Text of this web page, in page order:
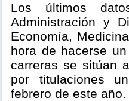
Los últimos
Administración y
Economía,
hora de hacerse
carreras se sitúan
por titulaciones
febrero de este año.